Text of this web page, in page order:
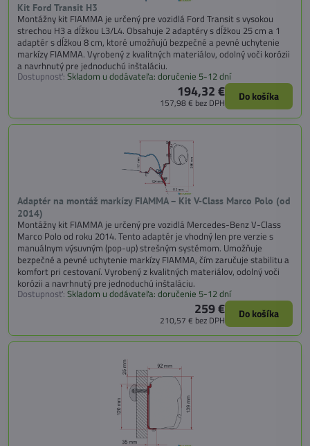
Kit Ford Transit H3
Montážny kit FIAMMA je určený pre vozidlá Ford Transit s vysokou
strechou H3 a dĺžkou L3/L4. Obsahuje 2 adaptéry s dĺžkou 25 cm a 1
adaptér s dĺžkou 8 cm, ktoré umožňujú bezpečné a pevné uchytenie
markízy FIAMMA. Vyrobený z kvalitných materiálov, odolný voči korózii
a navrhnutý pre jednoduchú inštaláciu.
Dostupnosť: Skladom u dodávateľa: doručenie 5-12 dní
194,32 €
157,98 € bez DPH Do košíka
Adaptér na montáž markízy FIAMMA – Kit V-Class Marco Polo (od
2014)
Montážny kit FIAMMA je určený pre vozidlá Mercedes-Benz V-Class
Marco Polo od roku 2014. Tento adaptér je vhodný len pre verzie s
manuálnym výsuvným (pop-up) strešným systémom. Umožňuje
bezpečné a pevné uchytenie markízy FIAMMA, čím zaručuje stabilitu a
komfort pri cestovaní. Vyrobený z kvalitných materiálov, odolný voči
korózii a navrhnutý pre jednoduchú inštaláciu.
Dostupnosť: Skladom u dodávateľa: doručenie 5-12 dní
259 €
210,57 € bez DPH Do košíka